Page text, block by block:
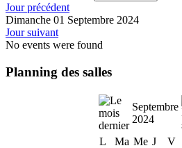
Jour précédent
Dimanche 01 Septembre 2024
Jour suivant
No events were found
Planning des salles
Septembre
2024
L
Ma Me J V